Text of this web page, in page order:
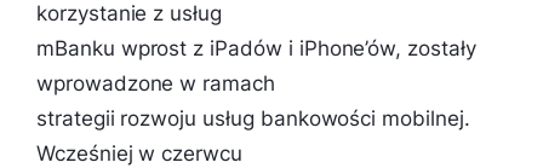
korzystanie z usług
mBanku wprost z iPadów i iPhone’ów, zostały
wprowadzone w ramach
strategii rozwoju usług bankowości mobilnej.
Wcześniej w czerwcu